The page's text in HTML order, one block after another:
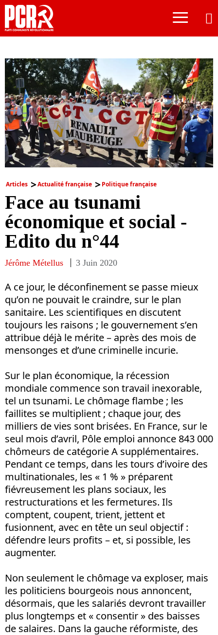
≡
Articles Actualité française Politique française
Face au tsunami
économique et social -
Edito du n°44
Jérôme Métellus 3 Juin 2020
A ce jour, le déconfinement se passe mieux
qu’on ne pouvait le craindre, sur le plan
sanitaire. Les scientifiques en discutent
toujours les raisons ; le gouvernement s’en
attribue déjà le mérite – après des mois de
mensonges et d’une criminelle incurie.
Sur le plan économique, la récession
mondiale commence son travail inexorable,
tel un tsunami. Le chômage flambe ; les
faillites se multiplient ; chaque jour, des
milliers de vies sont brisées. En France, sur le
seul mois d’avril, Pôle emploi annonce 843 000
chômeurs de catégorie A supplémentaires.
Pendant ce temps, dans les tours d’ivoire des
multinationales, les « 1 % » préparent
fiévreusement les plans sociaux, les
restructurations et les fermetures. Ils
comptent, coupent, trient, jettent et
fusionnent, avec en tête un seul objectif :
défendre leurs profits – et, si possible, les
augmenter.
Non seulement le chômage va exploser, mais
les politiciens bourgeois nous annoncent,
désormais, que les salariés devront travailler
plus longtemps et « consentir » des baisses
de salaires. Dans la gauche réformiste, des